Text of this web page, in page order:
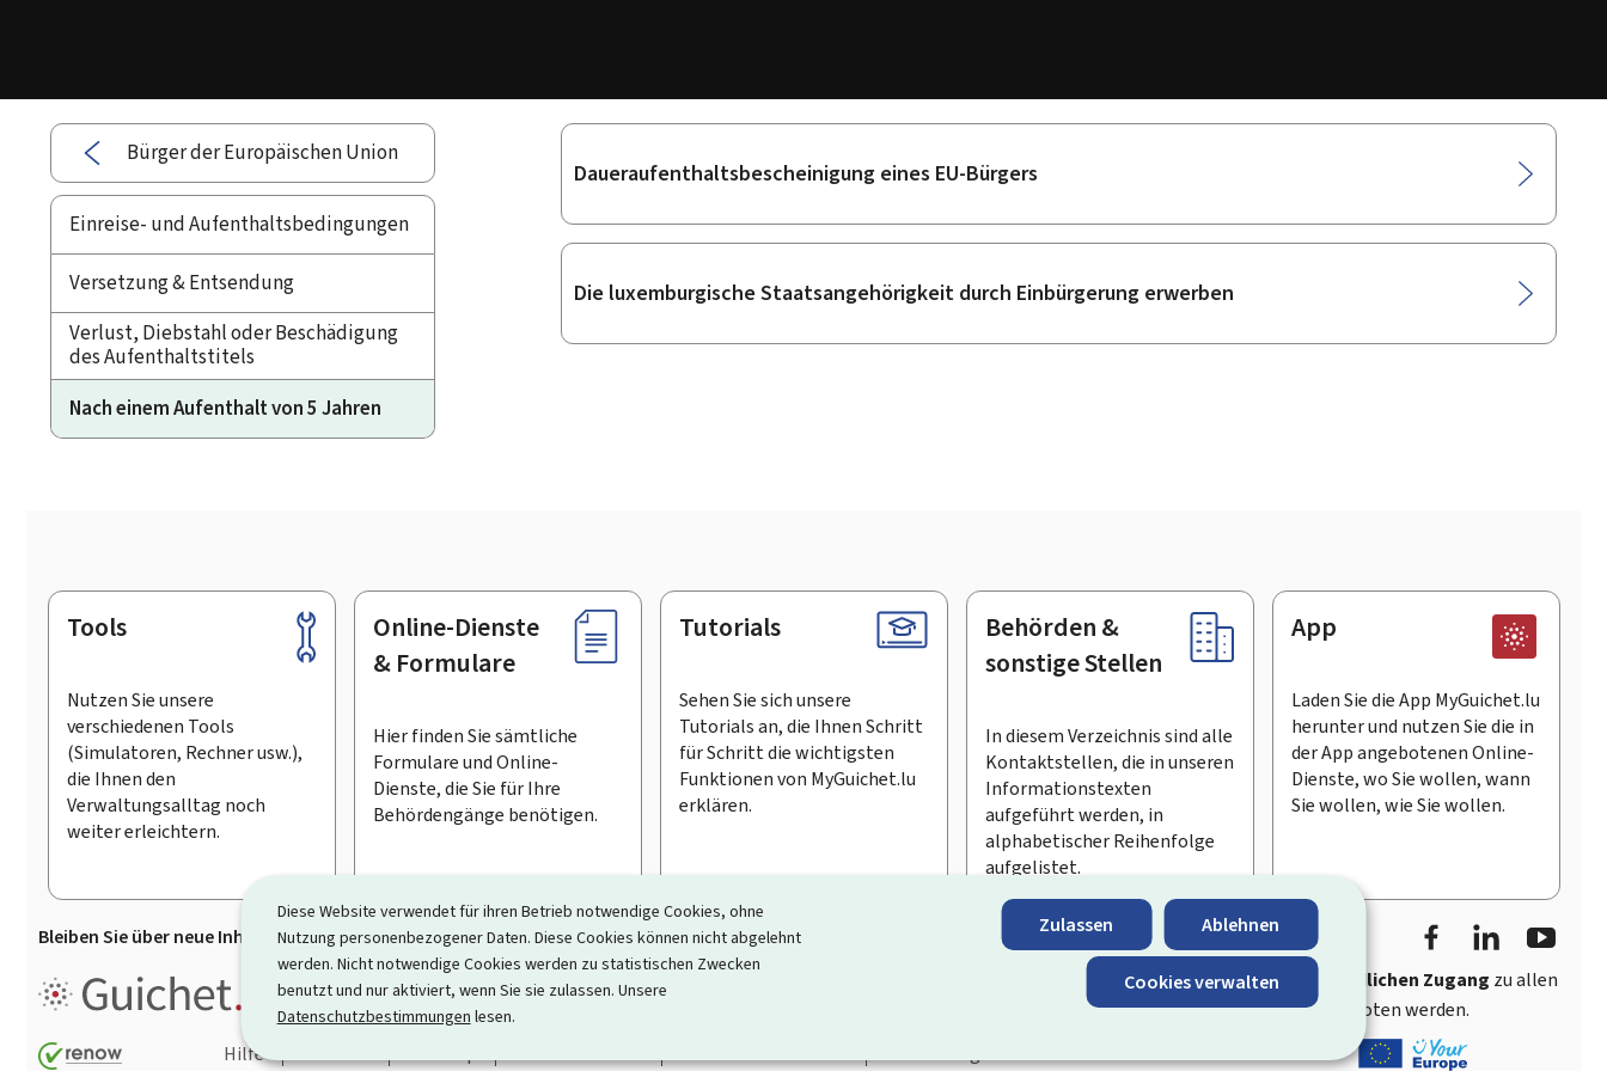
Diese Website verwendet für ihren Betrieb notwendige Cookies, ohne
Nutzung personenbezogener Daten. Diese Cookies können nicht abgelehnt
werden. Nicht notwendige Cookies werden zu statistischen Zwecken
benutzt und nur aktiviert, wenn Sie sie zulassen. Unsere
Datenschutzbestimmungen lesen.
Zulassen Ablehnen
Cookies verwalten
Bürger der Europäischen Union
Einreise- und Aufenthaltsbedingungen
Versetzung & Entsendung
Verlust, Diebstahl oder Beschädigung
des Aufenthaltstitels
Nach einem Aufenthalt von 5 Jahren
Unterrubriken
Daueraufenthaltsbescheinigung eines EU-Bürgers
Die luxemburgische Staatsangehörigkeit durch Einbürgerung erwerben
Footer
Tools
Nutzen Sie unsere
verschiedenen Tools
(Simulatoren, Rechner usw.),
die Ihnen den
Verwaltungsalltag noch
weiter erleichtern.
Online-Dienste
& Formulare
Hier finden Sie sämtliche
Formulare und Online-
Dienste, die Sie für Ihre
Behördengänge benötigen.
Tutorials
Sehen Sie sich unsere
Tutorials an, die Ihnen Schritt
für Schritt die wichtigsten
Funktionen von MyGuichet.lu
erklären.
Behörden &
sonstige Stellen
In diesem Verzeichnis sind alle
Kontaktstellen, die in unseren
Informationstexten
aufgeführt werden, in
alphabetischer Reihenfolge
aufgelistet.
App
Laden Sie die App MyGuichet.lu
herunter und nutzen Sie die in
der App angebotenen Online-
Dienste, wo Sie wollen, wann
Sie wollen, wie Sie wollen.
Bleiben Sie über neue Inhalte auf Guichet.lu informiert Den Newsletter abonnieren
FacebookLinkedIn
Guichet.lu ist ein Informationsportal, das Ihre Interaktion mit dem Staat vereinfacht schnellen und benutzerfreundlichen Zugang zu allen
Informationen, Behördengängen und Dienstleistungen, die von den Behörden und sonstigen öffentlichen Stellen Luxemburgs angeboten werden.
Hilfe